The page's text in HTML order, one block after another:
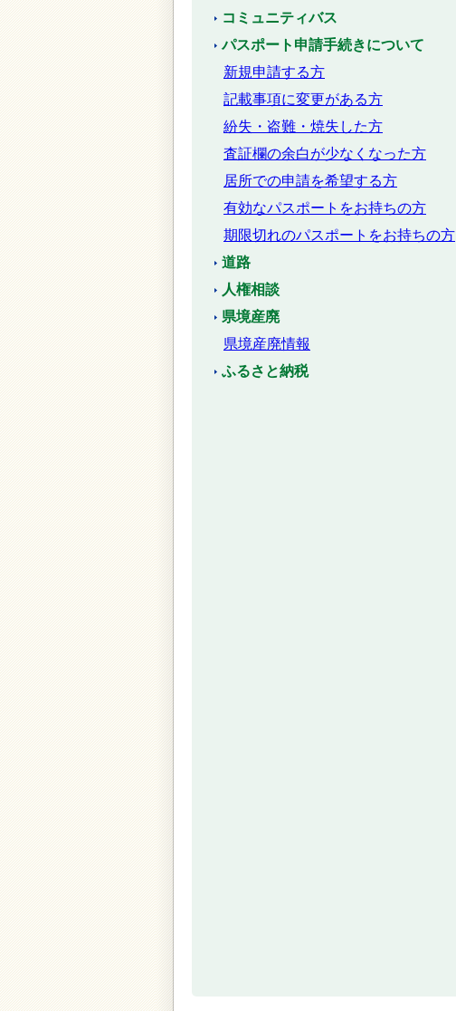
コミュニティバス
パスポート申請手続きについて
新規申請する方
記載事項に変更がある方
紛失・盗難・焼失した方
査証欄の余白が少なくなった方
居所での申請を希望する方
有効なパスポートをお持ちの方
期限切れのパスポートをお持ちの方
道路
人権相談
県境産廃
県境産廃情報
ふるさと納税